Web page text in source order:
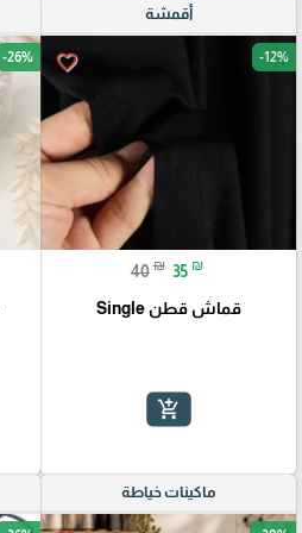
أقمشة
favorite_border -12%
40 ₪ 35 ₪
قماش قطن Single
add_shopping_cart
-26%
ماكينات خياطة